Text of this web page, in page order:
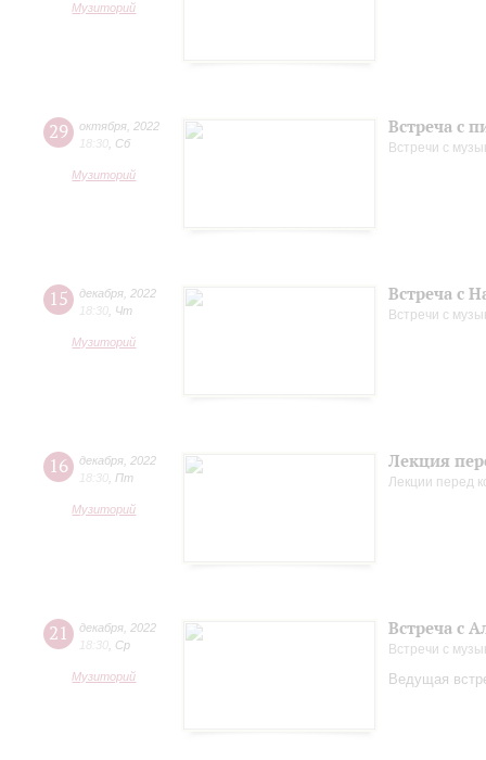
Музиторий
29 октября 2022
18:30 Сб
Музиторий
Встреча с
Встречи с
15 декабря 2022
18:30 Чт
Музиторий
Встреча с
Встречи с
16 декабря 2022
18:30 Пт
Музиторий
Лекция
Лекции перед
21 декабря 2022
18:30 Ср
Музиторий
Встреча с
Встречи с
Ведущая